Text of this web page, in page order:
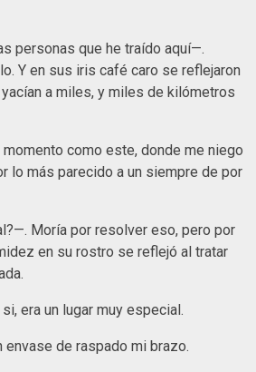
personas que he traído aquí—.
Y en sus iris café caro se reflejaron
a miles, y miles de kilómetros
como este, donde me niego
lo más parecido a un siempre de por
Moría por resolver eso, pero por
en su rostro se reflejó al tratar
era un lugar muy especial.
envase de raspado mi brazo.